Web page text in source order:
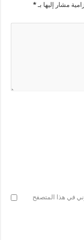
مشار إليها بـ*
في هذا المتصفح